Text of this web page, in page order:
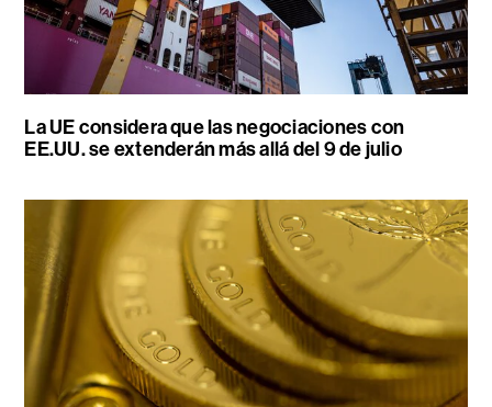
La UE considera que las negociaciones con
EE.UU. se extenderán más allá del 9 de julio